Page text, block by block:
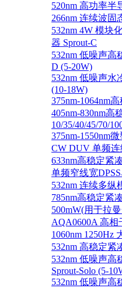
520nm 高功率半
266nm 连续波固
532nm 4W 模块
器 Sprout-C
532nm 低噪声高
D (5-20W)
532nm 低噪声水
(10-18W)
375nm-1064nm
405nm-830nm高
10/35/40/45/70/
375nm-1550nm
CW DUV 单频连
633nm高稳定紧
单频窄线宽
532nm 连续多纵
785nm高稳定紧
500mW(用于拉
AQA0600A 高
1060nm 1250Hz
532nm 高稳定紧
532nm 低噪声高
Sprout‐Solo (5-
532nm 低噪声高